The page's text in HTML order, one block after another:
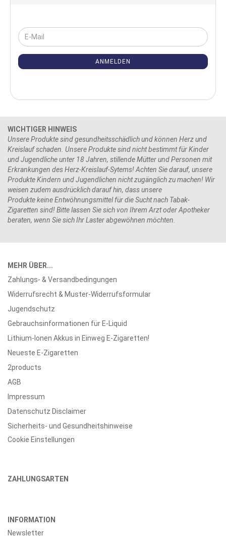
ANMELDEN
WICHTIGER HINWEIS
Unsere Produkte sind gesundheitsschädlich und können Herz und
Kreislauf schaden. Unsere Produkte sind nicht bestimmt für Kinder
und Jugendliche unter 18 Jahren, stillende Mütter und Personen mit
Erkrankungen des Herz-Kreislauf-Sytems! Achten Sie darauf, unsere
Produkte Kindern und Jugendlichen nicht zugänglich zu machen! Wir
weisen zudem ausdrücklich darauf hin, dass unsere
Produkte keine Entwöhnungsmittel für die Sucht nach Tabak-
Zigaretten sind! Bitte lassen Sie sich von Ihrem Arzt oder Apotheker
beraten, wenn Sie sich Ihr Laster abgewöhnen möchten.
MEHR ÜBER...
Zahlungs- & Versandbedingungen
Widerrufsrecht & Muster-Widerrufsformular
Jugendschutz
Gebrauchsinformationen für E-Liquid
Lithium-Ionen Akkus in Einweg E-Zigaretten!
Neueste E-Zigaretten
2products
AGB
Impressum
Datenschutz Disclaimer
Sicherheits- und Gesundheitshinweise
Cookie Einstellungen
ZAHLUNGSARTEN
INFORMATION
Newsletter